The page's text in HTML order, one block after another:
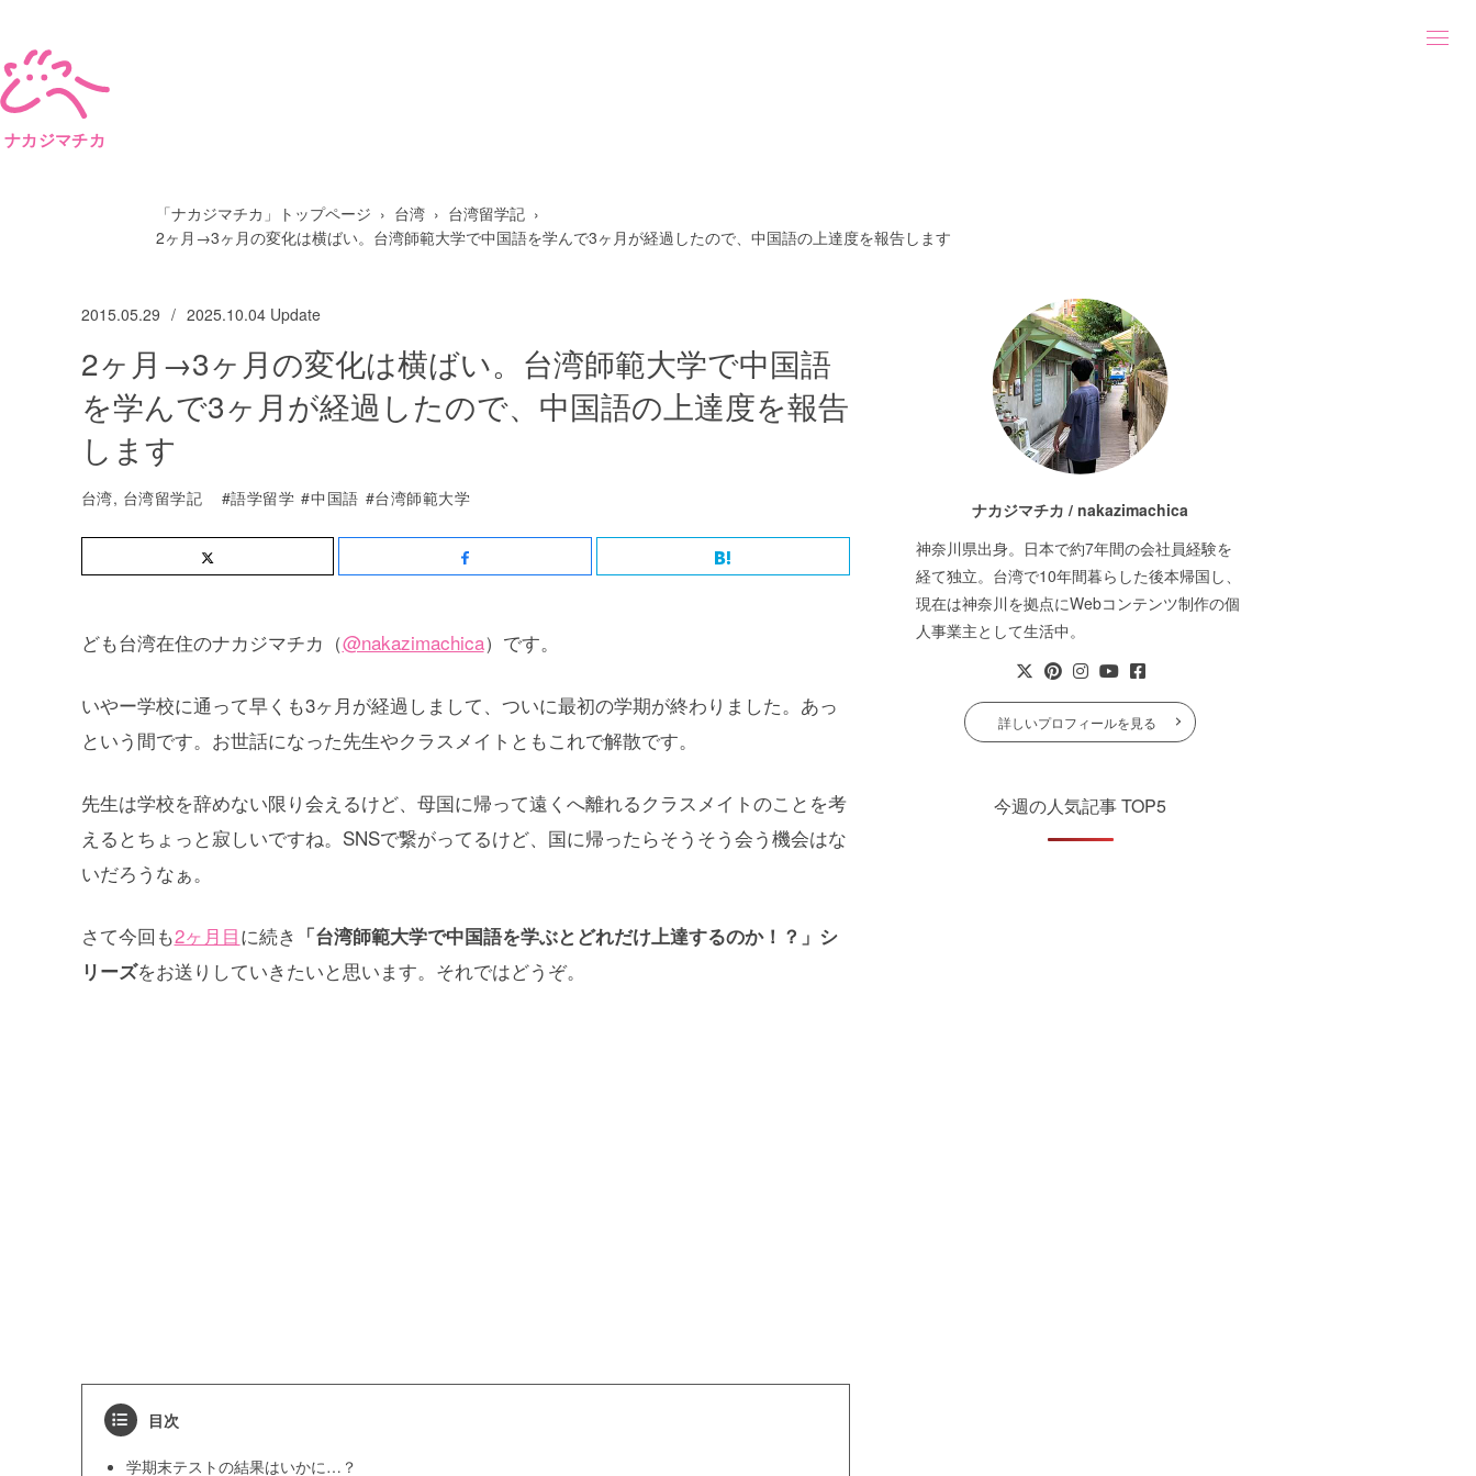
ナカジマチカ
「ナカジマチカ」トップページ 台湾
台湾留学記
2ヶ月→3ヶ月の変化は横ばい。台湾師範大学で中国語を学んで3ヶ月が経過したので、中国語の上達度を報告します
2015.05.29 2025.10.04Update
2ヶ月→3ヶ月の変化は横ばい。台湾師範大学で中国語
を学んで3ヶ月が経過したので、中国語の上達度を報告
します
台湾, 台湾留学記 語学留学 中国語 台湾師範大学
ども台湾在住のナカジマチカ（@nakazimachica）です。
いやー学校に通って早くも3ヶ月が経過しまして、ついに最初の学期が終わりました。あっ
という間です。お世話になった先生やクラスメイトともこれで解散です。
先生は学校を辞めない限り会えるけど、母国に帰って遠くへ離れるクラスメイトのことを考
えるとちょっと寂しいですね。SNSで繋がってるけど、国に帰ったらそうそう会う機会はな
いだろうなぁ。
さて今回も2ヶ月目に続き 「台湾師範大学で中国語を学ぶとどれだけ上達するのか！？」シ
リーズをお送りしていきたいと思います。それではどうぞ。
目次
学期末テストの結果はいかに…？
ナカジマチカ / nakazimachica
神奈川県出身。日本で約7年間の会社員経験を
経て独立。台湾で10年間暮らした後本帰国し、
現在は神奈川を拠点にWebコンテンツ制作の個
人事業主として生活中。
詳しいプロフィールを見る
今週の人気記事 TOP5